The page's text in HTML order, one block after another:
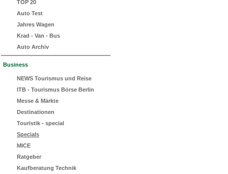
TOP 20
Auto Test
Jahres Wagen
Krad - Van - Bus
Auto Archiv
Business
NEWS Tourismus und Reise
ITB - Tourismus Börse Berlin
Messe & Märkte
Destinationen
Touristik - special
Specials
MICE
Ratgeber
Kaufberatung Technik